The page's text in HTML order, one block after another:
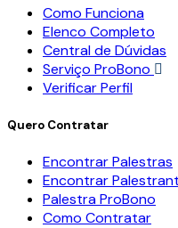
Como Funciona
Elenco Completo
Central de Dúvidas
Serviço ProBono
Verificar Perfil
Quero Contratar
Encontrar Palestras
Encontrar
Palestra ProBono
Como Contratar